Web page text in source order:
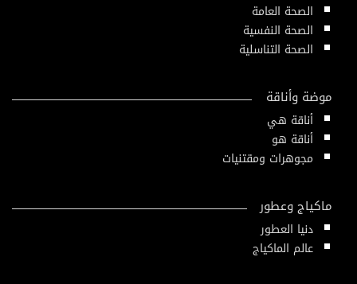
الصحة العامة
الصحة النفسية
الصحة التناسلية
موضة وأناقة
أناقة هي
أناقة هو
مجوهرات ومقتنيات
ماكياج وعطور
دنيا العطور
عالم الماكياج